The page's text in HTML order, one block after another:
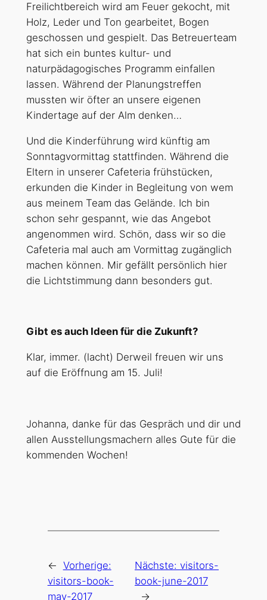
Freilichtbereich wird am Feuer gekocht, mit
Holz, Leder und Ton gearbeitet, Bogen
geschossen und gespielt. Das Betreuerteam
hat sich ein buntes kultur- und
naturpädagogisches Programm einfallen
lassen. Während der Planungstreffen
mussten wir öfter an unsere eigenen
Kindertage auf der Alm denken…
Und die Kinderführung wird künftig am
Sonntagvormittag stattfinden. Während die
Eltern in unserer Cafeteria frühstücken,
erkunden die Kinder in Begleitung von wem
aus meinem Team das Gelände. Ich bin
schon sehr gespannt, wie das Angebot
angenommen wird. Schön, dass wir so die
Cafeteria mal auch am Vormittag zugänglich
machen können. Mir gefällt persönlich hier
die Lichtstimmung dann besonders gut.
Gibt es auch Ideen für die Zukunft?
Klar, immer. (lacht) Derweil freuen wir uns
auf die Eröffnung am 15. Juli!
Johanna, danke für das Gespräch und dir und
allen Ausstellungsmachern alles Gute für die
kommenden Wochen!
← Vorherige:
visitors-book-
may-2017
Nächste: visitors-
book-june-2017
→